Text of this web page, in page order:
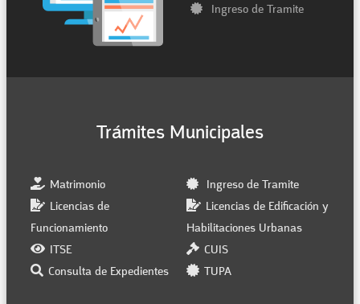
Ingreso de Tramite
Trámites Municipales
Matrimonio
Licencias de
Funcionamiento
ITSE
Consulta de Expedientes
Ingreso de Tramite
Licencias de Edificación y
Habilitaciones Urbanas
CUIS
TUPA